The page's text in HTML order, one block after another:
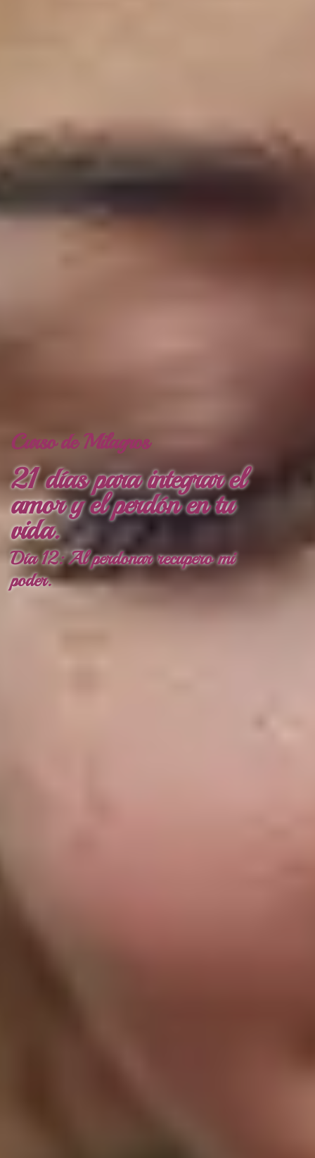
Curso de Milagros
21 días para integrar el
amor y el perdón en tu
vida.
Día 12: Al perdonar recupero mi
poder.